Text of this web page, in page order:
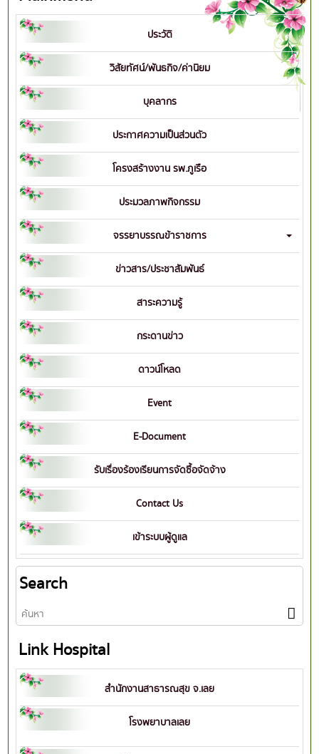
ประวัติ
วิสัยทัศน์/พันธกิจ/ค่านิยม
บุคลากร
ประกาศความเป็นส่วนตัว
โครงสร้างงาน รพ.ภูเรือ
ประมวลภาพกิจกรรม
จรรยาบรรณข้าราชการ
ข่าวสาร/ประชาสัมพันธ์
สาระความรู้
กระดานข่าว
ดาวน์โหลด
Event
E-Document
รับเรื่องร้องเรียนการจัดซื้อจัดจ้าง
Contact Us
เข้าระบบผู้ดูแล
Search
Link Hospital
สำนักงานสาธารณสุข จ.เลย
โรงพยาบาลเลย